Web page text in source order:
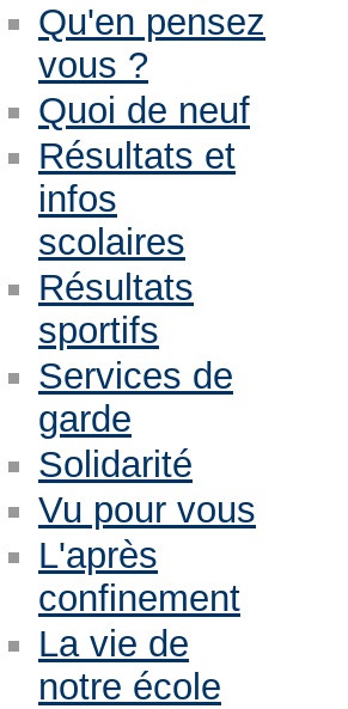
Qu'en pensez
vous ?
Quoi de neuf
Résultats et
infos
scolaires
Résultats
sportifs
Services de
garde
Solidarité
Vu pour vous
L'après
confinement
La vie de
notre école